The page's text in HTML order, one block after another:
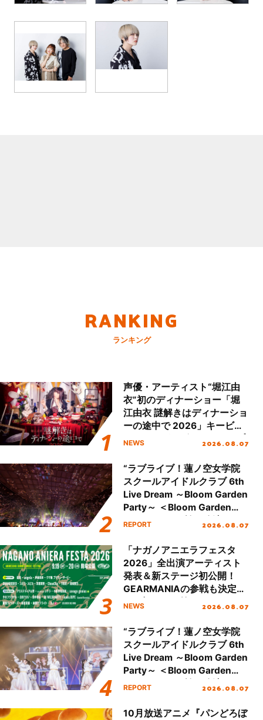
RANKING
ランキング
声優・アーティスト“堀江由
衣”初のディナーショー「堀
江由衣 謎解きはディナーショ
ーの途中で 2026」キービジ
ュアル＆グッズラインナップ
NEWS 2026.08.07
“ラブライブ！蓮ノ空女学院
スクールアイドルクラブ 6th
Live Dream ～Bloom Garden
Party～ ＜Bloom Garden
Party Stage／埼玉公演＞”
REPORT 2026.08.07
「ナガノアニエラフェスタ
2026」全出演アーティスト
発表＆新ステージ初公開！
GEARMANIAの参戦も決定
し、初となる第3ステージの
NEWS 2026.08.07
“ラブライブ！蓮ノ空女学院
スクールアイドルクラブ 6th
Live Dream ～Bloom Garden
Party～ ＜Bloom Garden
Party Stage／埼玉公演＞”
REPORT 2026.08.07
10月放送アニメ『パンどろぼ